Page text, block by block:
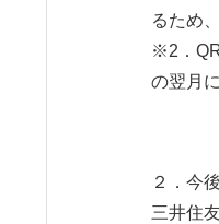
るため
※2．
の翌月
２．今
三井住